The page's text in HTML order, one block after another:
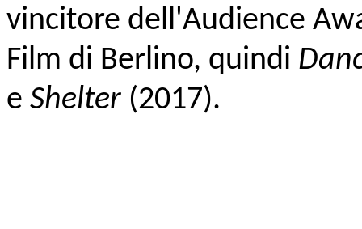
vincitore dell'Audience
Film di Berlino, quindi
e Shelter (2017).